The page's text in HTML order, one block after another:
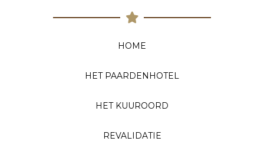
HOME
HET PAARDENHOTEL
HET KUUROORD
REVALIDATIE